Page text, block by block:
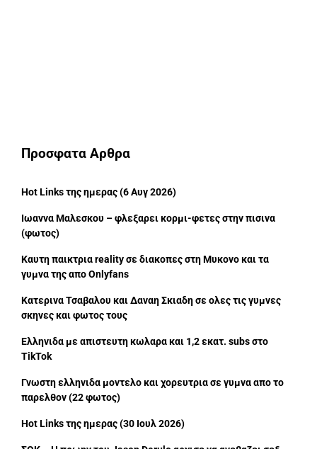
Προσφατα Αρθρα
Hot Links της ημερας (6 Αυγ 2026)
Ιωαννα Μαλεσκου – φλεξαρει κορμι-φετες στην πισινα
(φωτος)
Καυτη παικτρια reality σε διακοπες στη Μυκονο και τα
γυμνα της απο Onlyfans
Κατερινα Τσαβαλου και Δαναη Σκιαδη σε ολες τις γυμνες
σκηνες και φωτος τους
Ελληνιδα με απιστευτη κωλαρα και 1,2 εκατ. subs στο
TikTok
Γνωστη ελληνιδα μοντελο και χορευτρια σε γυμνα απο το
παρελθον (22 φωτος)
Hot Links της ημερας (30 Ιουλ 2026)